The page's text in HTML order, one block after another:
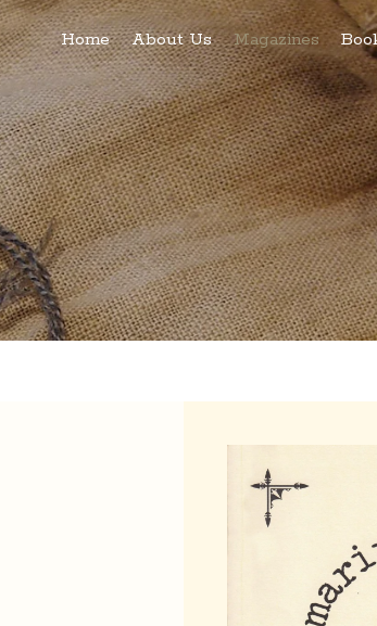
Home About Us Magazines